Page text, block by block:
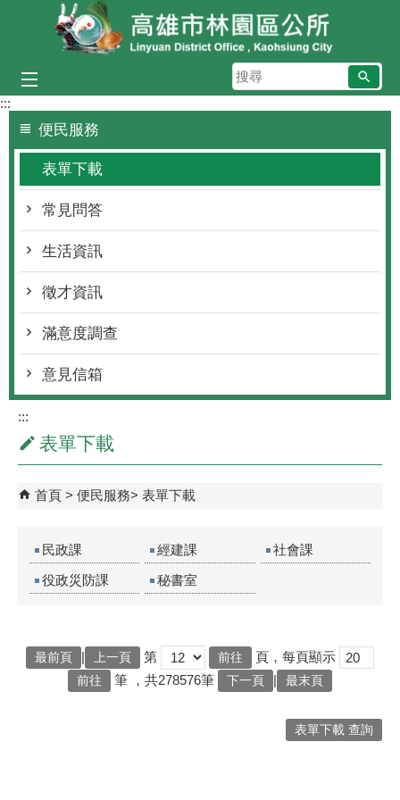
跳到主要內容區塊
搜
尋
:::
便民服務
表單下載
常見問答
生活資訊
徵才資訊
滿意度調查
意見信箱
:::
表單下載
首頁 便民服務 表單下載
民政課 經建課
社會課
役政災防課
秘書室
最前頁 | 上一頁 第
頁，每頁顯示
筆 ，共278576筆 下一頁 | 最末頁
表單下載 查詢